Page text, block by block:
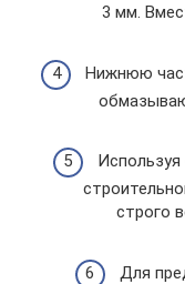
3 мм.
Нижнюю
строго
Для